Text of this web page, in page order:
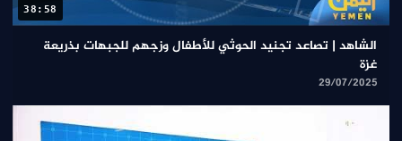
38:58
الشاهد | تصاعد تجنيد الحوثي للأطفال وزجهم للجبهات بذريعة
غزة
29/07/2025